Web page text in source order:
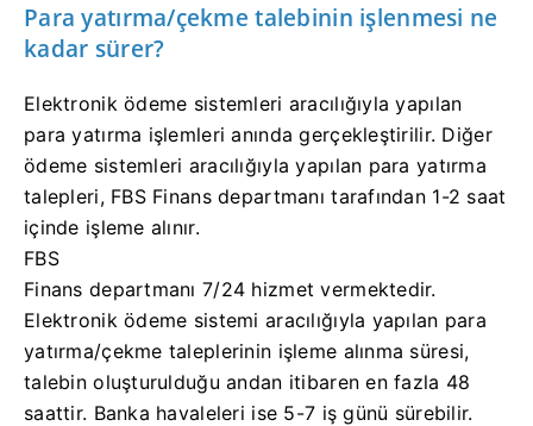
Para yatırma/çekme talebinin işlenmesi ne
kadar sürer?
Elektronik ödeme sistemleri aracılığıyla yapılan
para yatırma işlemleri anında gerçekleştirilir. Diğer
ödeme sistemleri aracılığıyla yapılan para yatırma
talepleri, FBS Finans departmanı tarafından 1-2 saat
içinde işleme alınır.
FBS
Finans departmanı 7/24 hizmet vermektedir.
Elektronik ödeme sistemi aracılığıyla yapılan para
yatırma/çekme taleplerinin işleme alınma süresi,
talebin oluşturulduğu andan itibaren en fazla 48
saattir. Banka havaleleri ise 5-7 iş günü sürebilir.